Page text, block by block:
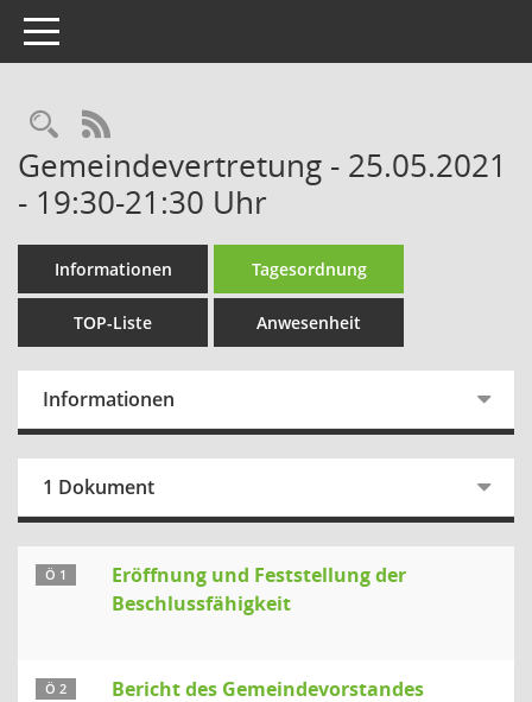
Toggle navigation
Rechercheauswahl
RSS-Feed
Gemeindevertretung - 25.05.2021
- 19:30-21:30 Uhr
Informationen Tagesordnung
TOP-Liste Anwesenheit
Informationen
1 Dokument
Ö 1
Eröffnung und Feststellung der
Beschlussfähigkeit
Ö 2 Bericht des Gemeindevorstandes